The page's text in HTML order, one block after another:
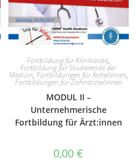
Fortbildung für Klinikärzte,
Fortbildung für Studierende der
Medizin, Fortbildungen für Ärzte/innen,
Fortbildungen für Zahnärzte/innen
MODUL II –
Unternehmerische
Fortbildung für Ärzt:innen
0,00€